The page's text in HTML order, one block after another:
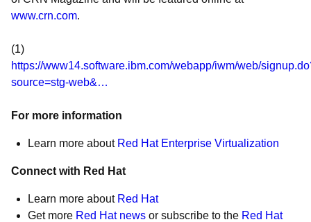
www.crn.com.
(1)
https://www14.software.ibm.com/webapp/iwm/web/
source=stg-web&…
For more information
Learn more about Red Hat Enterprise Virtualization
Connect with Red Hat
Learn more about Red Hat
Get more Red Hat news or subscribe to the Red Hat